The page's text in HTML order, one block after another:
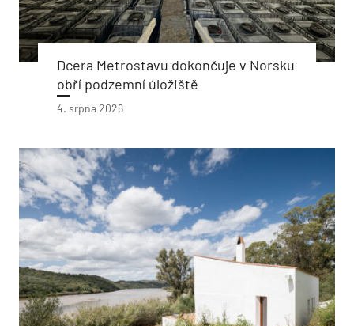
Dcera Metrostavu dokončuje v Norsku
obří podzemní úložiště
4. srpna 2026